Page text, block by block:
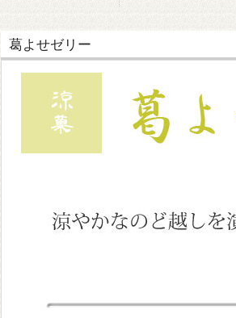
葛よせゼリー